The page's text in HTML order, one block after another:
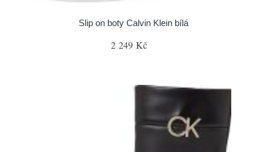
Slip on boty Calvin Klein bílá
2 249 Kč